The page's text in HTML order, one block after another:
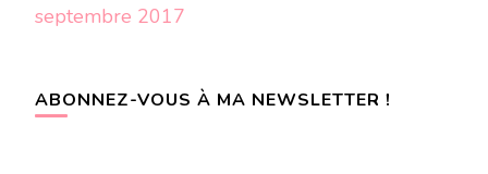
septembre 2017
ABONNEZ-VOUS À MA NEWSLETTER !